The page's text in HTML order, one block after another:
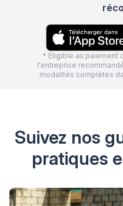
* Eligible au paiement
l'entreprise
modalités complètes
Suivez nos
pratiques